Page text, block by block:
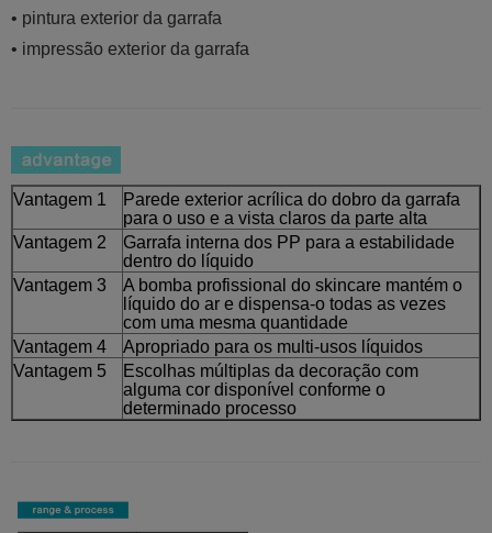
• pintura exterior da garrafa
• impressão exterior da garrafa
Vantagem 1
Parede exterior acrílica do dobro da garrafa
para o uso e a vista claros da parte alta
Vantagem 2
Garrafa interna dos PP para a estabilidade
dentro do líquido
Vantagem 3
A bomba profissional do skincare mantém o
líquido do ar e dispensa-o todas as vezes
com uma mesma quantidade
Vantagem 4
Apropriado para os multi-usos líquidos
Vantagem 5
Escolhas múltiplas da decoração com
alguma cor disponível conforme o
determinado processo